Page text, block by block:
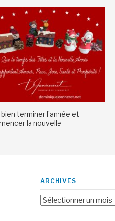
bien terminer l’année et
la nouvelle
ARCHIVES
Archives